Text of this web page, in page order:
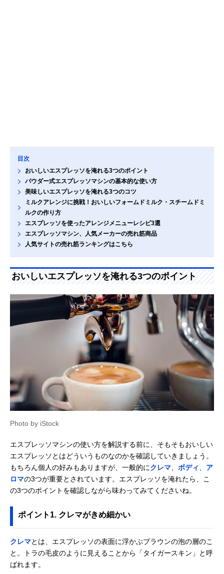
目次
おいしいエスプレッソを淹れる3つのポイント
パウダー式エスプレッソマシンの基本的な使い方
美味しいエスプレッソを淹れる3つのコツ
ミルクアレンジに挑戦！おいしいフォームドミルク・スチームドミ
ルクの作り方
エスプレッソを使ったアレンジメニューレシピ3選
エスプレッソマシン、人気メーカーの売れ筋商品
人気サイトの売れ筋ランキングはこちら
おいしいエスプレッソを淹れる3つのポイント
Photo by iStock
エスプレッソマシンの使い方を解説する前に、そもそもおいしい
エスプレッソとはどういうものなのかを確認していきましょう。
もちろん個人の好みもありますが、一般的にクレマ、 ボディ、 ア
ロマの3つが重要とされています。エスプレッソを淹れたら、こ
の3つのポイントを確認しながら味わってみてくださいね。
ポイント1. クレマがきめ細かい
クレマとは、エスプレッソの表面に浮かぶブラウンの泡の層のこ
と。トラの毛皮のように見えることから「タイガースキン」と呼
ばれます。